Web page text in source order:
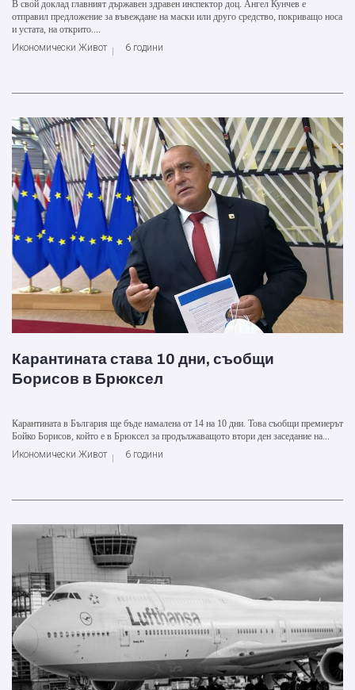
В свой доклад главният държавен здравен инспектор доц. Ангел Кунчев е
отправил предложение за въвеждане на маски или друго средство, покриващо носа
и устата, на открито....
Икономически Живот
6 години
Карантината става 10 дни, съобщи
Борисов в Брюксел
Карантината в България ще бъде намалена от 14 на 10 дни. Това съобщи премиерът
Бойко Борисов, който е в Брюксел за продължаващото втори ден заседание на...
Икономически Живот
6 години